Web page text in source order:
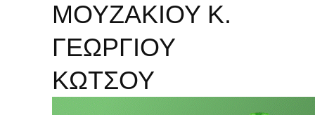
ΜΟΥΖΑΚΙΟΥ Κ.
ΓΕΩΡΓΙΟΥ
ΚΩΤΣΟΥ